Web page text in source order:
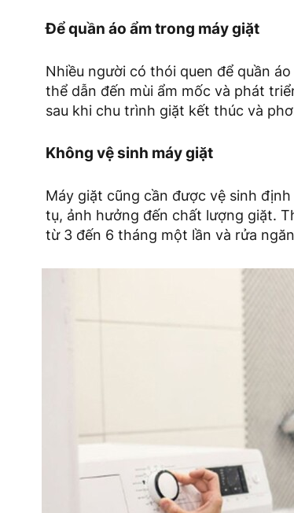
Để quần áo ẩm trong máy giặt
Nhiều người có thói quen để quần
thể dẫn đến mùi ẩm mốc và phát
sau khi chu trình giặt kết thúc và
Không vệ sinh máy giặt
Máy giặt cũng cần được vệ sinh
tụ, ảnh hưởng đến chất lượng giặt.
từ 3 đến 6 tháng một lần và rửa